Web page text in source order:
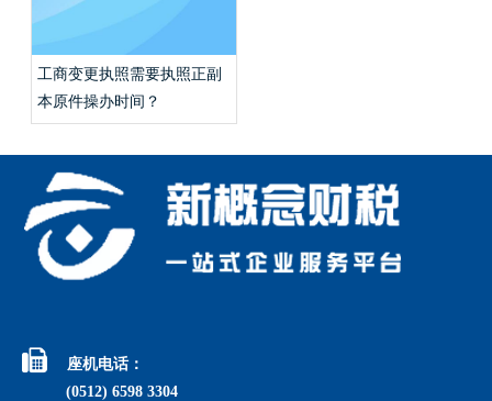
工商变更执照需要执照正副
本原件操办时间？

座机电话：
(0512) 6598 3304